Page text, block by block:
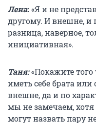
Лена: «Я и не
другому. И внешне, и
разница, наверное,
инициативная».
Таня:«Покажите того
иметь себе брата
внешне, да и по
мы не замечаем,
могут назвать пару